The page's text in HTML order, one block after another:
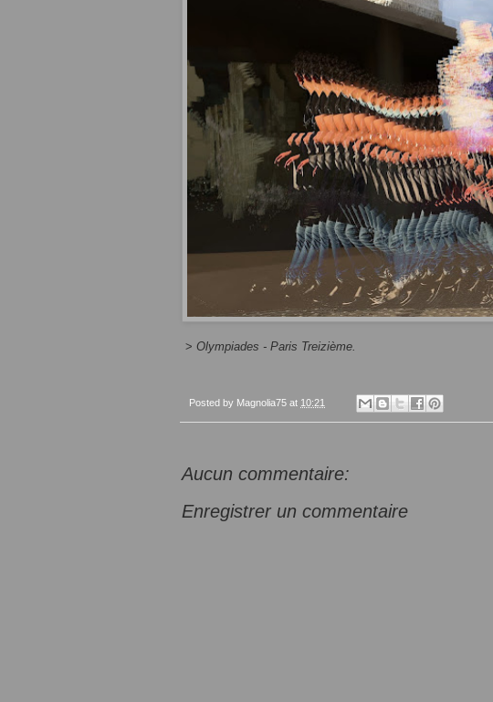
> Olympiades - Paris Treizième.
Posted by Magnolia75 at 10:21
Aucun commentaire:
Enregistrer un commentaire